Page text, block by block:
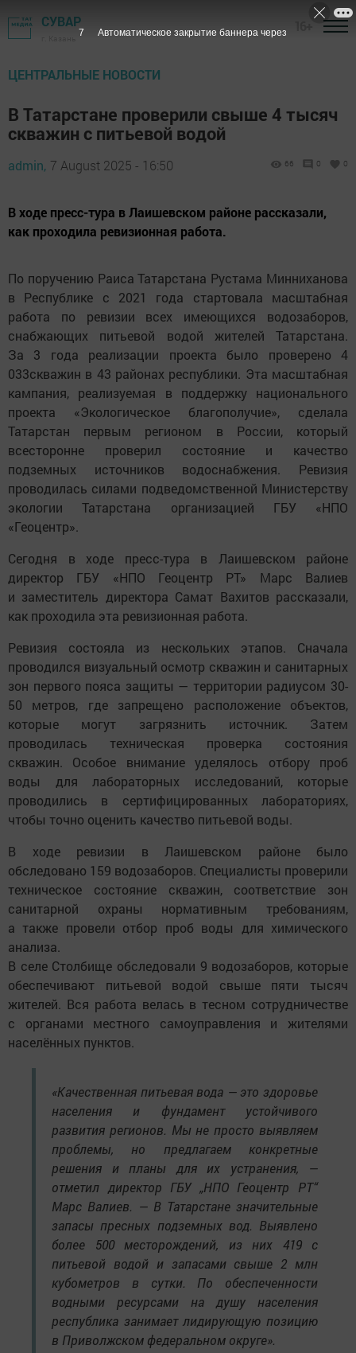
СУВАР
ЦЕНТРАЛЬНЫЕ НОВОСТИ
В Татарстане проверили свыше 4 тысяч
скважин с питьевой водой
admin, 7 August 2025 - 16:50 66 0 0
В ходе пресс-тура в Лаишевском районе рассказали,
как проходила ревизионная работа.
По поручению Раиса Татарстана Рустама Минниханова
в Республике с 2021 года стартовала масштабная
работа по ревизии всех имеющихся водозаборов,
снабжающих питьевой водой жителей Татарстана.
За 3 года реализации проекта было проверено 4
033скважин в 43 районах республики. Эта масштабная
кампания, реализуемая в поддержку национального
проекта «Экологическое благополучие», сделала
Татарстан первым регионом в России, который
всесторонне проверил состояние и качество
подземных источников водоснабжения. Ревизия
проводилась силами подведомственной Министерству
экологии Татарстана организацией ГБУ «НПО
«Геоцентр».
Сегодня в ходе пресс-тура в Лаишевском районе
директор ГБУ «НПО Геоцентр РТ» Марс Валиев
и заместитель директора Самат Вахитов рассказали,
как проходила эта ревизионная работа.
Ревизия состояла из нескольких этапов. Сначала
проводился визуальный осмотр скважин и санитарных
зон первого пояса защиты — территории радиусом 30-
50 метров, где запрещено расположение объектов,
которые могут загрязнить источник. Затем
проводилась техническая проверка состояния
скважин. Особое внимание уделялось отбору проб
воды для лабораторных исследований, которые
проводились в сертифицированных лабораториях,
чтобы точно оценить качество питьевой воды.
В ходе ревизии в Лаишевском районе было
обследовано 159 водозаборов. Специалисты проверили
техническое состояние скважин, соответствие зон
санитарной охраны нормативным требованиям,
а также провели отбор проб воды для химического
анализа.
В селе Столбище обследовали 9 водозаборов, которые
обеспечивают питьевой водой свыше пяти тысяч
жителей. Вся работа велась в тесном сотрудничестве
с органами местного самоуправления и жителями
населённых пунктов.
«Качественная питьевая вода — это здоровье
населения и фундамент устойчивого
развития регионов. Мы не просто выявляем
проблемы, но предлагаем конкретные
решения и планы для их устранения, —
отметил директор ГБУ „НПО Геоцентр РТ“
Марс Валиев. — В Татарстане значительные
запасы пресных подземных вод. Выявлено
более 500 месторождений, из них 419 с
питьевой водой и запасами свыше 2 млн
кубометров в сутки. По обеспеченности
водными ресурсами на душу населения
республика занимает лидирующую позицию
в Приволжском федеральном округе».
6 Автоматическое закрытие баннера через